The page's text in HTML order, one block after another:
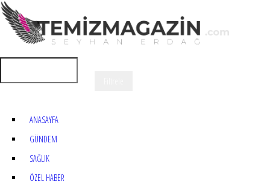
ANASAYFA
GÜNDEM
SAĞLIK
ÖZEL HABER